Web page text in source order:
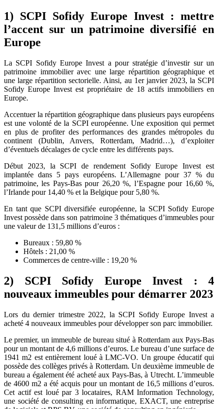
1) SCPI Sofidy Europe Invest : mettre
l’accent sur un patrimoine diversifié en
Europe
La SCPI Sofidy Europe Invest a pour stratégie d’investir sur un
patrimoine immobilier avec une large répartition géographique et
une large répartition sectorielle. Ainsi, au 1er janvier 2023, la SCPI
Sofidy Europe Invest est propriétaire de 18 actifs immobiliers en
Europe.
Accentuer la répartition géographique dans plusieurs pays européens
est une volonté de la SCPI européenne. Une exposition qui permet
en plus de profiter des performances des grandes métropoles du
continent (Dublin, Anvers, Rotterdam, Madrid…), d’exploiter
d’éventuels décalages de cycle entre les différents pays.
Début 2023, la SCPI de rendement Sofidy Europe Invest est
implantée dans 5 pays européens. L’Allemagne pour 37 % du
patrimoine, les Pays-Bas pour 26,20 %, l’Espagne pour 16,60 %,
l’Irlande pour 14,40 % et la Belgique pour 5,80 %.
En tant que SCPI diversifiée européenne, la SCPI Sofidy Europe
Invest possède dans son patrimoine 3 thématiques d’immeubles pour
une valeur de 131,5 millions d’euros :
Bureaux : 59,80 %
Hôtels : 21,00 %
Commerces de centre-ville : 19,20 %
2) SCPI Sofidy Europe Invest : 4
nouveaux immeubles pour démarrer 2023
Lors du dernier trimestre 2022, la SCPI Sofidy Europe Invest a
acheté 4 nouveaux immeubles pour développer son parc immobilier.
Le premier, un immeuble de bureau situé à Rotterdam aux Pays-Bas
pour un montant de 4,6 millions d’euros. Le bureau d’une surface de
1941 m2 est entièrement loué à LMC-VO. Un groupe éducatif qui
possède des collèges privés à Rotterdam. Un deuxième immeuble de
bureau a également été acheté aux Pays-Bas, à Utrecht. L’immeuble
de 4600 m2 a été acquis pour un montant de 16,5 millions d’euros.
Cet actif est loué par 3 locataires, RAM Information Technology,
une société de consulting en informatique, EXACT, une entreprise